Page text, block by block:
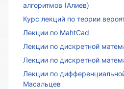
алгоритмов (Алиев)
Курс лекций по теории
Лекции по MahtCad
Лекции по дискретной
Лекции по дискретной
Лекции по
Масальцев